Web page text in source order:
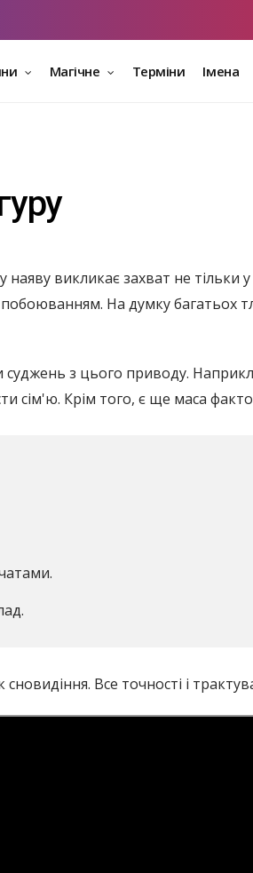
Магічне Терміни Імена
викликає захват не тільки
побоюванням. На думку
суджень з цього приводу.
сім'ю. Крім того, є ще маса
Все точності і